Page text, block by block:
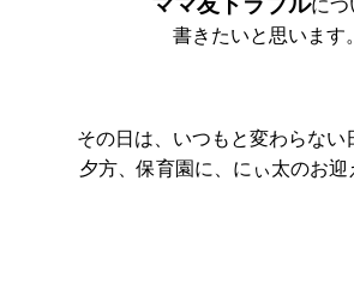
につ
書きたいと思います。
その日は、いつもと変わらない
夕方、保育園に、にぃ太のお